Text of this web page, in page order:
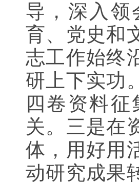
导，深入领
育、党史和
志工作始终
研上下实功
四卷资料
关。三是在
体，用好用
动研究成果